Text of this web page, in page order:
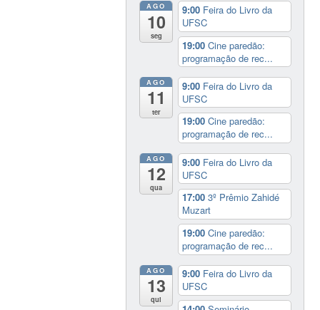
AGO
10
seg
9:00 Feira do Livro da
UFSC
19:00Cine paredão:
programação de rec...
AGO
11
ter
9:00 Feira do Livro da
UFSC
19:00Cine paredão:
programação de rec...
AGO
12
qua
9:00 Feira do Livro da
UFSC
17:003º Prêmio Zahidé
Muzart
19:00Cine paredão:
programação de rec...
AGO
13
qui
9:00 Feira do Livro da
UFSC